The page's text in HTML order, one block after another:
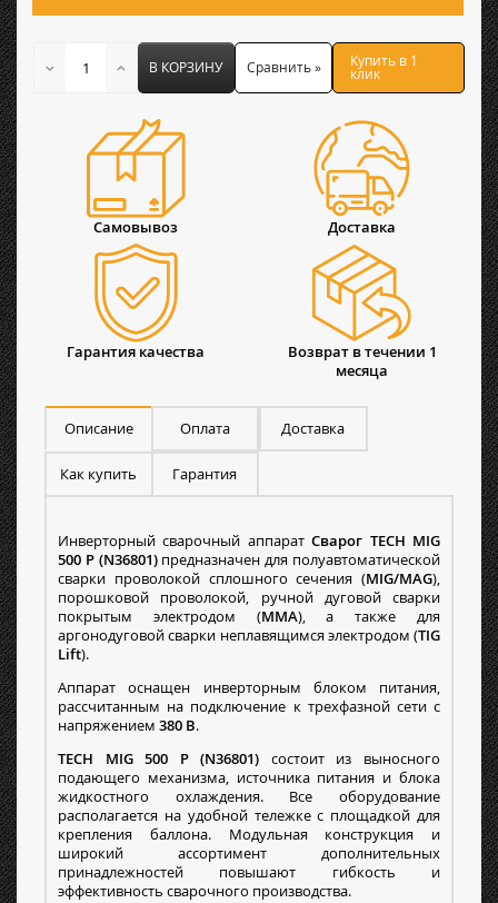
В КОРЗИНУ Сравнить » Купить в 1
клик
Самовывоз Доставка
Гарантия качества
Возврат в течении 1
месяца
Описание Оплата Доставка
Как купить Гарантия
Инверторный сварочный аппаратСварог TECH MIG
500 P (N36801) предназначен для полуавтоматической
сварки проволокой сплошного сечения (MIG/MAG),
порошковой проволокой, ручной дуговой сварки
покрытым электродом (MMA), а также для
аргонодуговой сварки неплавящимся электродом (TIG
Lift).
Аппарат оснащен инверторным блоком питания,
рассчитанным на подключение к трехфазной сети с
напряжением 380 В.
TECH MIG 500 P (N36801) состоит из выносного
подающего механизма, источника питания и блока
жидкостного охлаждения. Все оборудование
располагается на удобной тележке с площадкой для
крепления баллона. Модульная конструкция и
широкий ассортимент дополнительных
принадлежностей повышают гибкость и
эффективность сварочного производства.